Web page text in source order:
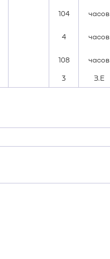
104 часов
4 часов
108 часов
3 З.Е